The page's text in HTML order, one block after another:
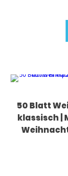
50 Blatt
klassisch |